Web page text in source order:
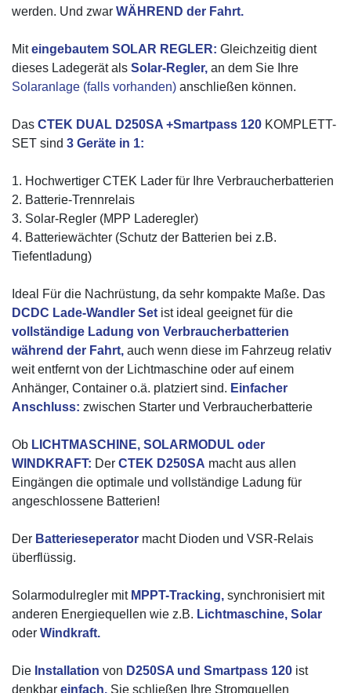
werden. Und zwar WÄHREND der Fahrt.
Miteingebautem SOLAR REGLER: Gleichzeitig dient
dieses Ladegerät als Solar-Regler, an dem Sie Ihre
Solaranlage (falls vorhanden) anschließen können.
Das CTEK DUAL D250SA +Smartpass 120 KOMPLETT-
SET sind 3 Geräte in 1:
1. Hochwertiger CTEK Lader für Ihre Verbraucherbatterien
2. Batterie-Trennrelais
3. Solar-Regler (MPP Laderegler)
4. Batteriewächter (Schutz der Batterien bei z.B.
Tiefentladung)
Ideal Für die Nachrüstung, da sehr kompakte Maße. Das
DCDC Lade-Wandler Set ist ideal geeignet für die
vollständige Ladung von Verbraucherbatterien
während der Fahrt, auch wenn diese im Fahrzeug relativ
weit entfernt von der Lichtmaschine oder auf einem
Anhänger, Container o.ä. platziert sind. Einfacher
Anschluss: zwischen Starter und Verbraucherbatterie
Ob LICHTMASCHINE, SOLARMODUL oder
WINDKRAFT: Der CTEK D250SA macht aus allen
Eingängen die optimale und vollständige Ladung für
angeschlossene Batterien!
Der Batterieseperator macht Dioden und VSR-Relais
überflüssig.
Solarmodulregler mit MPPT-Tracking, synchronisiert mit
anderen Energiequellen wie z.B. Lichtmaschine, Solar
oder Windkraft.
Die Installation von D250SA und Smartpass 120 ist
denkbar einfach. Sie schließen Ihre Stromquellen